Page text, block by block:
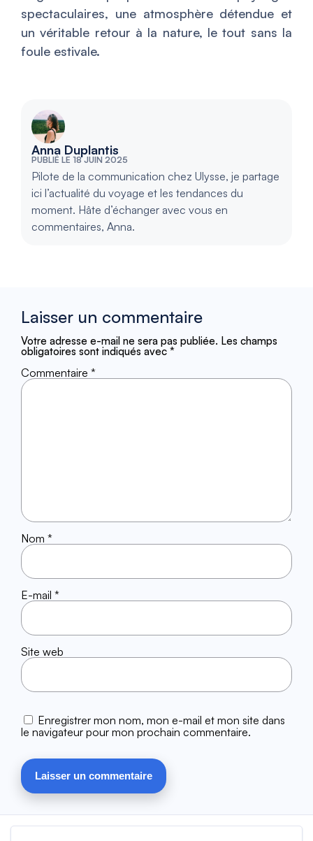
spectaculaires, une atmosphère détendue et
un véritable retour à la nature, le tout sans la
foule estivale.
Anna Duplantis
PUBLIÉ LE 18 JUIN 2025
Pilote de la communication chez Ulysse, je partage
ici l’actualité du voyage et les tendances du
moment. Hâte d’échanger avec vous en
commentaires, Anna.
Laisser un commentaire
Votre adresse e-mail ne sera pas publiée. Les champs
obligatoires sont indiqués avec *
Commentaire *
Nom *
E-mail *
Site web
Enregistrer mon nom, mon e-mail et mon site dans
le navigateur pour mon prochain commentaire.